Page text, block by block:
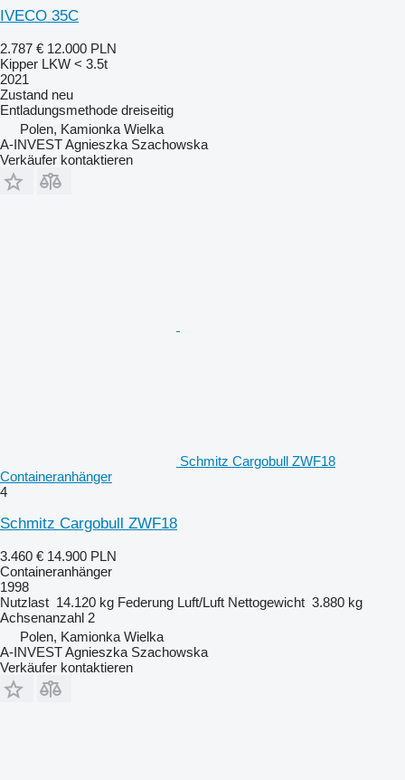
IVECO 35C
2.787 € 12.000 PLN
Kipper LKW < 3.5t
2021
Zustand neu
Entladungsmethode dreiseitig
Polen, Kamionka Wielka
A-INVEST Agnieszka Szachowska
Verkäufer kontaktieren
Schmitz Cargobull ZWF18
Containeranhänger
4
Schmitz Cargobull ZWF18
3.460 € 14.900 PLN
Containeranhänger
1998
Nutzlast 14.120 kg Federung Luft/Luft Nettogewicht 3.880 kg
Achsenanzahl 2
Polen, Kamionka Wielka
A-INVEST Agnieszka Szachowska
Verkäufer kontaktieren